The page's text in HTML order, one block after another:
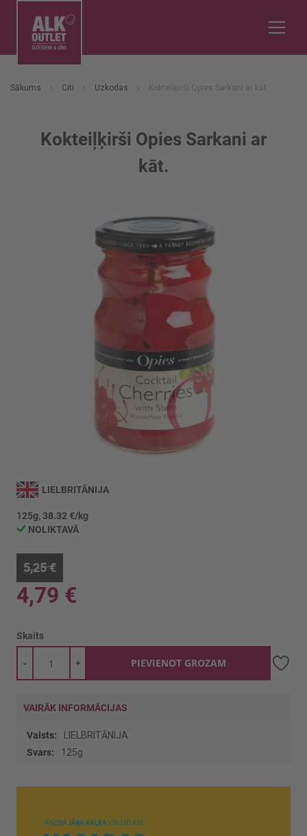
Sākums Citi Uzkodas Kokteiļķirši Opies Sarkani ar kāt.
Kokteiļķirši Opies Sarkani ar
kāt.
uz
galerijas
sākumu
LIELBRITĀNIJA
125g, 38.32 €/kg
NOLIKTAVĀ
5,25 €
4,79 €
Skaits
+
- PIEVIENOT GROZAM
VAIRĀK INFORMĀCIJAS
Vairāk
informācijas
LIELBRITĀNIJA
125g